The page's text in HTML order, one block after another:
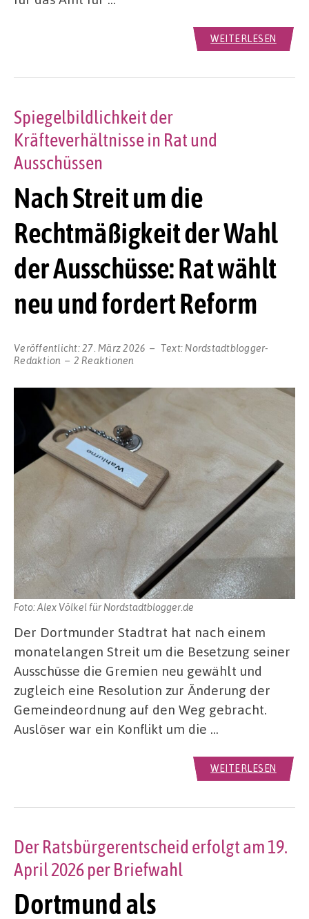
WEITERLESEN
Nach Streit um die
Rechtmäßigkeit der Wahl
der Ausschüsse: Rat wählt
neu und fordert Reform
Spiegelbildlichkeit der
Kräfteverhältnisse in Rat und
Ausschüssen
Veröffentlicht:27. März 2026 Text: Nordstadtblogger-
Redaktion
2 Reaktionen
Foto: Alex Völkel für Nordstadtblogger.de
Der Dortmunder Stadtrat hat nach einem
monatelangen Streit um die Besetzung seiner
Ausschüsse die Gremien neu gewählt und
zugleich eine Resolution zur Änderung der
Gemeindeordnung auf den Weg gebracht.
Auslöser war ein Konflikt um die …
WEITERLESEN
Dortmund als
Der Ratsbürgerentscheid erfolgt am 19.
April 2026 per Briefwahl